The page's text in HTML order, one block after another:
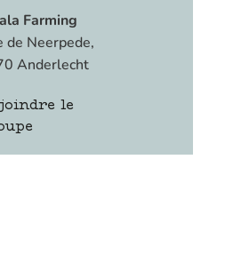
Farming
de Neerpede,
Anderlecht
le